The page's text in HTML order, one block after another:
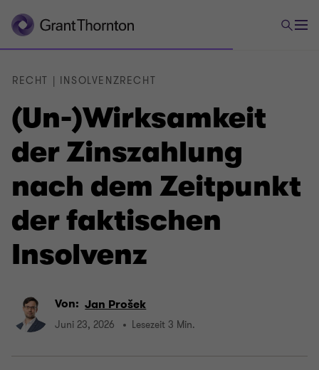
(Un-)Wirksamkeit
der Zinszahlung
nach dem Zeitpunkt
der faktischen
Insolvenz
RECHT | INSOLVENZRECHT
Von: Jan Prošek
Juni 23, 2026 Lesezeit 3 Min.